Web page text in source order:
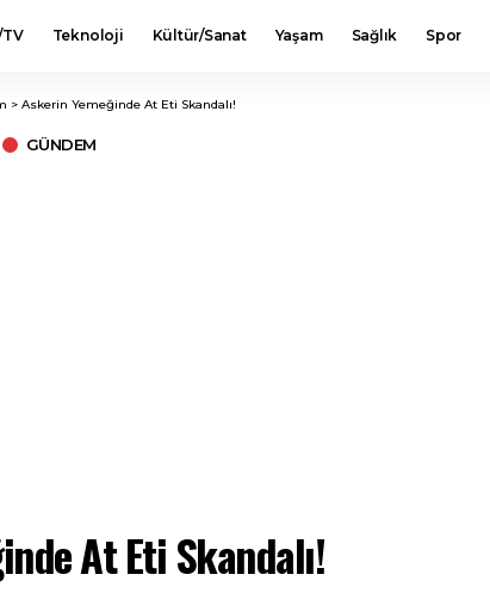
Teknoloji Kültür/Sanat Yaşam Sağlık Spor
> Askerin Yemeğinde At Eti Skandalı!
GÜNDEM
At Eti Skandalı!